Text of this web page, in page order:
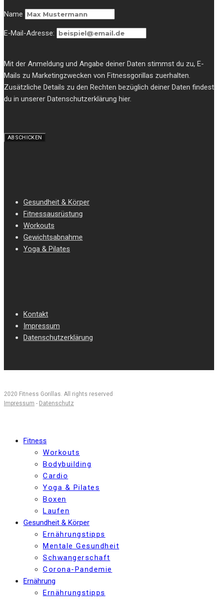
Name
E-Mail-Adresse:
Mit der Anmeldung und Angabe deiner Daten stimmst du zu, E-
Mails zu Marketingzwecken von Fitnessgorillas zuerhalten.
Zusätzliche Details zu den Rechten bezüglich deiner Daten findest
du in unserer Datenschutzerklärung hier.
Gesundheit & Körper
Fitnessausrüstung
Workouts
Gewichtsabnahme
Yoga & Pilates
Kontakt
Impressum
Datenschutzerklärung
2020 Fitness Gorillas. All rights reserved
Impressum - Datenschutz
Fitness
Workouts
Bodybuilding
Cardio
Yoga & Pilates
Boxen
Laufen
Gesundheit & Körper
Ernährungstipps
Mentale Gesundheit
Schwangerschaft
Corona-Pandemie
Ernährung
Ernährungstipps